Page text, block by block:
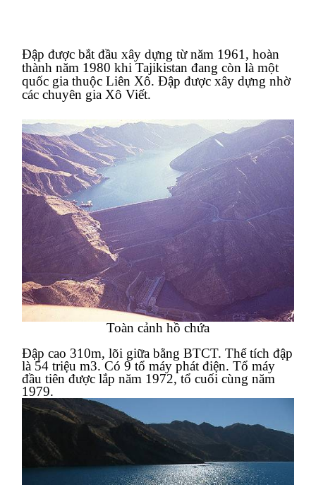
Đập được bắt đầu xây dựng từ năm 1961, hoàn
thành năm 1980 khi Tajikistan đang còn là một
quốc gia thuộc Liên Xô. Đập được xây dựng nhờ
các chuyên gia Xô Viết.
Toàn cảnh hồ chứa
Đập cao 310m, lõi giữa bằng BTCT. Thể tích đập
là 54 triệu m3. Có 9 tổ máy phát điện. Tổ máy
đầu tiên được lắp năm 1972, tổ cuối cùng năm
1979.